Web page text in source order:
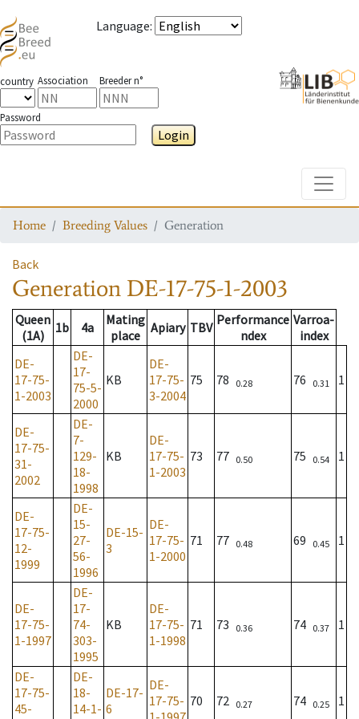
Language:
country Association Breeder n°
Password
Login
Home Breeding Values Generation
Back
Generation DE-17-75-1-2003
Queen
(1A)
1b 4a
Mating
place
Apiary TBV Performance
ndex
Varroa-
index
DE-
17-75-
1-2003
DE-
17-
75-5-
2000
KB
DE-
17-75-
3-2004
75 78 0.28 76 0.31 1
DE-
17-75-
31-
2002
DE-
7-
129-
18-
1998
KB
DE-
17-75-
1-2003
73 77 0.50 75 0.54 1
DE-
17-75-
12-
1999
DE-
15-
27-
56-
1996
DE-15-
3
DE-
17-75-
1-2000
71 77 0.48 69 0.45 1
DE-
17-75-
1-1997
DE-
17-
74-
303-
1995
KB
DE-
17-75-
1-1998
71 73 0.36 74 0.37 1
DE-
17-75-
45-
DE-
18-
14-1-
DE-17-
6
DE-
17-75- 70 72 0.27 74 0.25 1